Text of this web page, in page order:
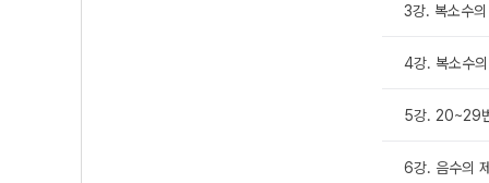
3강. 복소수
4강. 복소수
5강. 20~29
6강. 음수의